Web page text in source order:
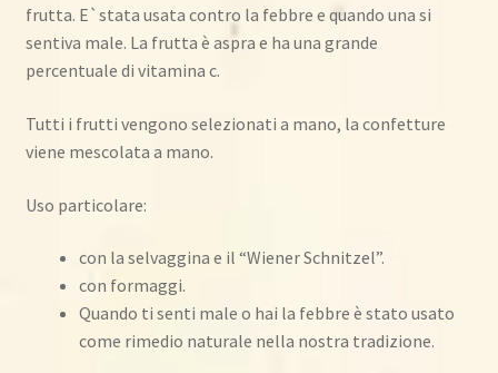
frutta. E`stata usata contro la febbre e quando una si
sentiva male. La frutta è aspra e ha una grande
percentuale di vitamina c.
Tutti i frutti vengono selezionati a mano, la confetture
viene mescolata a mano.
Uso particolare:
con la selvaggina e il “Wiener Schnitzel”.
con formaggi.
Quando ti senti male o hai la febbre è stato usato
come rimedio naturale nella nostra tradizione.